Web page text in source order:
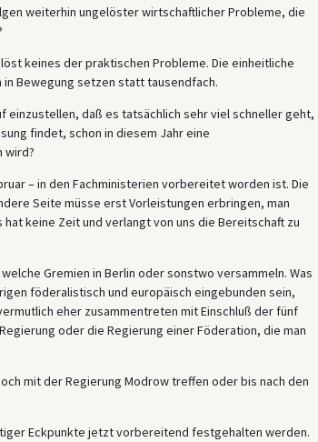
weiterhin ungelöster wirtschaftlicher Probleme, die
keines der praktischen Probleme. Die einheitliche
Bewegung setzen statt tausendfach.
einzustellen, daß es tatsächlich sehr viel schneller geht,
findet, schon in diesem Jahr eine
wird?
– in den Fachministerien vorbereitet worden ist. Die
Seite müsse erst Vorleistungen erbringen, man
keine Zeit und verlangt von uns die Bereitschaft zu
Gremien in Berlin oder sonstwo versammeln. Was
föderalistisch und europäisch eingebunden sein,
eher zusammentreten mit Einschluß der fünf
oder die Regierung einer Föderation, die man
mit der Regierung Modrow treffen oder bis nach den
Eckpunkte jetzt vorbereitend festgehalten werden.